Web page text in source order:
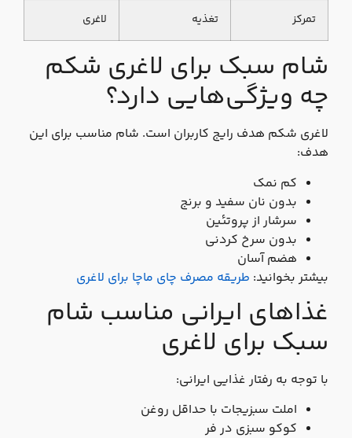
تمرکز تغذیه لاغری
شام سبک برای لاغری شکم
چه ویژگی‌هایی دارد؟
لاغری شکم هدف رایج کاربران است. شام مناسب برای این
هدف:
کم‌ نمک
بدون نان سفید و برنج
سرشار از پروتئین
بدون سرخ‌ کردنی
هضم آسان
بیشتر بخوانید:طریقه مصرف چای ماچا برای لاغری
غذاهای ایرانی مناسب شام
سبک برای لاغری
با توجه به رفتار غذایی ایرانی:
املت سبزیجات با حداقل روغن
کوکو سبزی در فر